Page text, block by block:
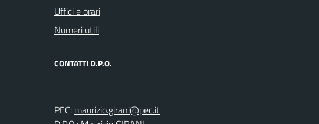
Uffici e orari
Numeri utili
CONTATTI D.P.O.
PEC: